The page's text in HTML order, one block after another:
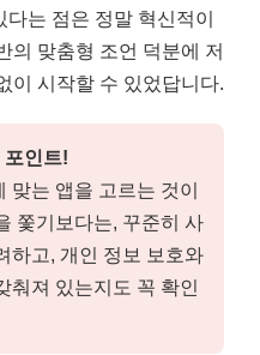
는 점은 정말 혁신적이
의 맞춤형 조언 덕분에 저
이 시작할 수 있었답니다.
포인트!
맞는 앱을 고르는 것이
쫓기보다는, 꾸준히 사
하고, 개인 정보 보호와
춰져 있는지도 꼭 확인